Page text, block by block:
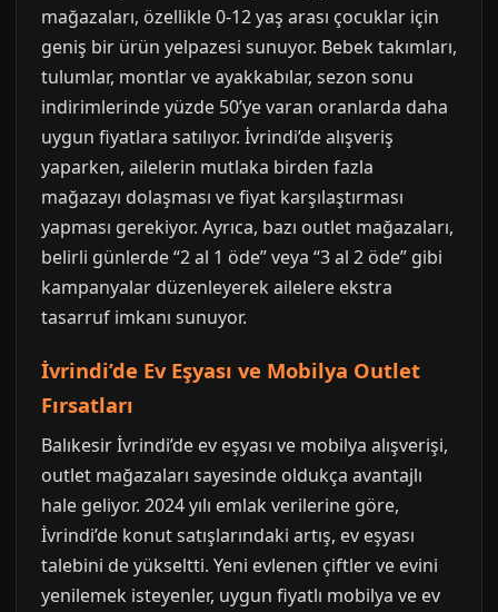
mağazaları, özellikle 0-12 yaş arası çocuklar için
geniş bir ürün yelpazesi sunuyor. Bebek takımları,
tulumlar, montlar ve ayakkabılar, sezon sonu
indirimlerinde yüzde 50’ye varan oranlarda daha
uygun fiyatlara satılıyor. İvrindi’de alışveriş
yaparken, ailelerin mutlaka birden fazla
mağazayı dolaşması ve fiyat karşılaştırması
yapması gerekiyor. Ayrıca, bazı outlet mağazaları,
belirli günlerde “2 al 1 öde” veya “3 al 2 öde” gibi
kampanyalar düzenleyerek ailelere ekstra
tasarruf imkanı sunuyor.
İvrindi’de Ev Eşyası ve Mobilya Outlet
Fırsatları
Balıkesir İvrindi’de ev eşyası ve mobilya alışverişi,
outlet mağazaları sayesinde oldukça avantajlı
hale geliyor. 2024 yılı emlak verilerine göre,
İvrindi’de konut satışlarındaki artış, ev eşyası
talebini de yükseltti. Yeni evlenen çiftler ve evini
yenilemek isteyenler, uygun fiyatlı mobilya ve ev